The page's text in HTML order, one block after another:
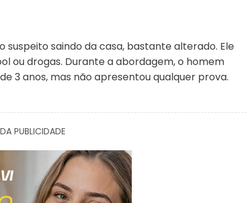
saindo da casa, bastante alterado. Ele
ou drogas. Durante a abordagem, o homem
3 anos, mas não apresentou qualquer prova.
PUBLICIDADE